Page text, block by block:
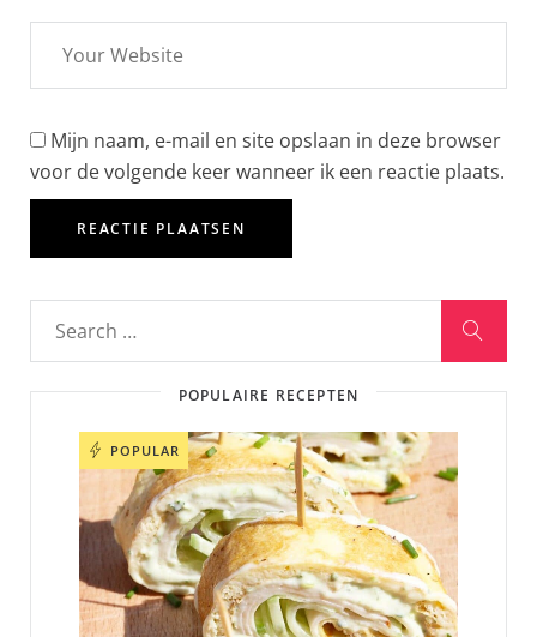
Mijn naam, e-mail en site opslaan in deze browser
voor de volgende keer wanneer ik een reactie plaats.
POPULAIRE RECEPTEN
POPULAR